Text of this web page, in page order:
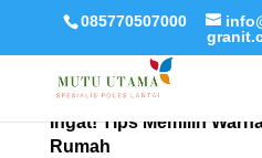
085770507000
Ingat! Tips Memilih
Rumah